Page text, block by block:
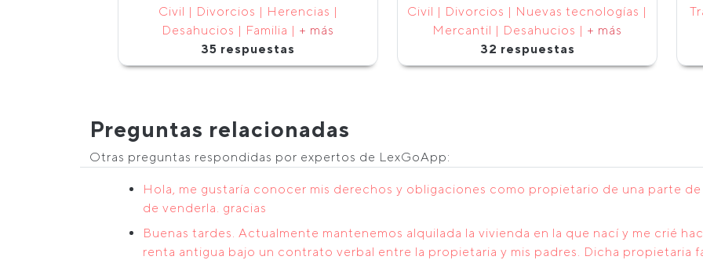
Civil | Divorcios | Herencias |
Desahucios | Familia | + más
35 respuestas
Civil | Divorcios | Nuevas tecnologías |
Mercantil | Desahucios | + más
32 respuestas
Preguntas relacionadas
Otras preguntas respondidas por expertos de LexGoApp:
Hola, me gustaría conocer mis derechos y obligaciones como propietario de una parte
de venderla. gracias
Buenas tardes. Actualmente mantenemos alquilada la vivienda en la que nací y me crié
renta antigua bajo un contrato verbal entre la propietaria y mis padres. Dicha propietaria